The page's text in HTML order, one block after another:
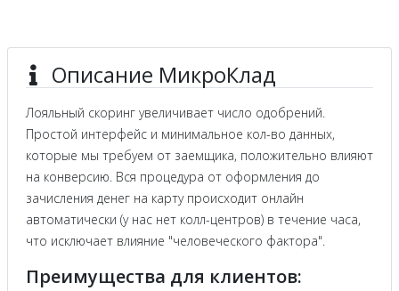
Описание МикроКлад
Лояльный скоринг увеличивает число одобрений.
Простой интерфейс и минимальное кол-во данных,
которые мы требуем от заемщика, положительно влияют
на конверсию. Вся процедура от оформления до
зачисления денег на карту происходит онлайн
автоматически (у нас нет колл-центров) в течение часа,
что исключает влияние "человеческого фактора".
Преимущества для клиентов: